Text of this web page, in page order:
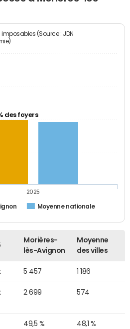
(Source : JDN
des foyers
Moyenne nationale
2025
Morières-
lès-Avignon
Moyenne
des villes
5 457 1 186
2 699 574
49,5 % 48,1 %